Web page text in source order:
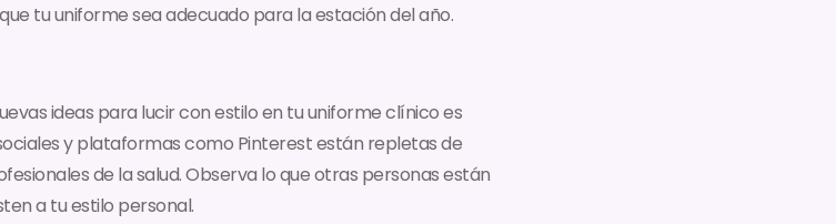
tu uniforme sea adecuado para la estación del año.
ideas para lucir con estilo en tu uniforme clínico es
y plataformas como Pinterest están repletas de
de la salud. Observa lo que otras personas están
a tu estilo personal.